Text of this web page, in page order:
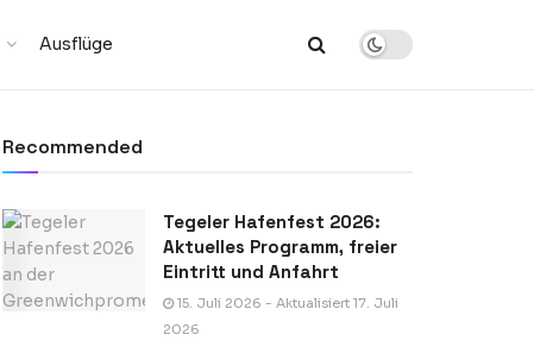
Ausflüge
Recommended
Tegeler Hafenfest 2026:
Aktuelles Programm, freier
Eintritt und Anfahrt
15. Juli 2026 - Aktualisiert 17. Juli
2026